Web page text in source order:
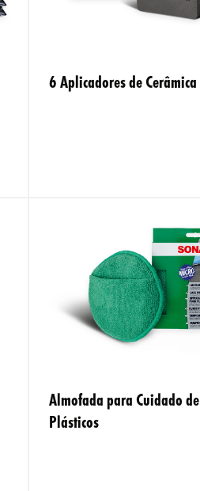
6 Aplicadores de Cerâmica
Almofada para Cuidado de
Plásticos